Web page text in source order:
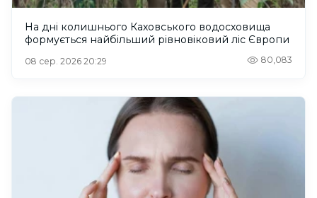
На дні колишнього Каховського водосховища
формується найбільший рівновіковий ліс Європи
08 сер. 2026 20:29 80,083